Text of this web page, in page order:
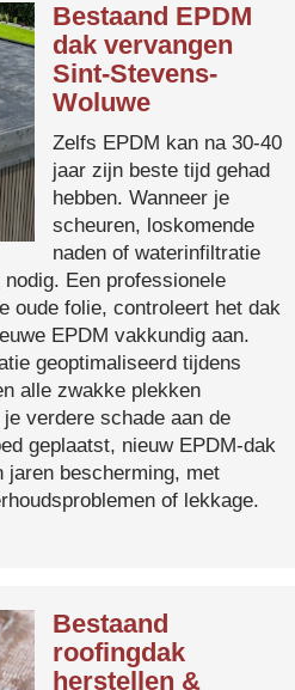
Bestaand EPDM
dak vervangen
Sint-Stevens-
Woluwe
Zelfs EPDM kan na 30-40
jaar zijn beste tijd gehad
hebben. Wanneer je
scheuren, loskomende
naden of waterinfiltratie
Een professionele
oude folie, controleert het dak
EPDM vakkundig aan.
geoptimaliseerd tijdens
alle zwakke plekken
verdere schade aan de
geplaatst, nieuw EPDM-dak
jaren bescherming, met
of lekkage.
Bestaand
roofingdak
herstellen &